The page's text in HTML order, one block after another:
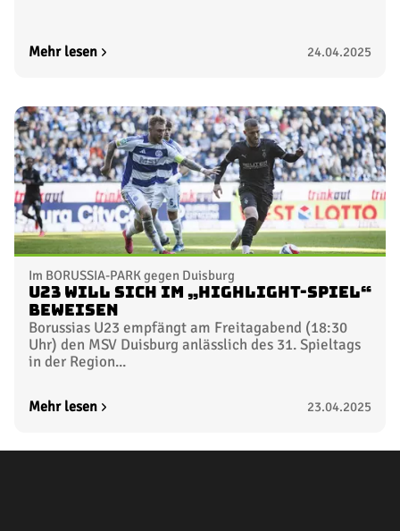
Mehr lesen 24.04.2025
Im BORUSSIA-PARK gegen Duisburg
U23 will sich im „Highlight-Spiel“
beweisen
Borussias U23 empfängt am Freitagabend (18:30
Uhr) den MSV Duisburg anlässlich des 31. Spieltags
in der Region...
Mehr lesen 23.04.2025